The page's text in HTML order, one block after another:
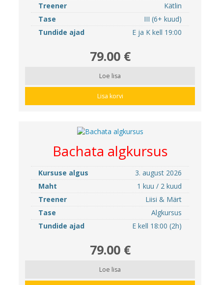
Treener
Kätlin
Tase
III (6+ kuud)
Tundide ajad
E ja K kell 19:00
79.00 €
Loe lisa
Lisa korvi
Bachata algkursus
Kursuse algus
3. august 2026
Maht
1 kuu / 2 kuud
Treener
Liisi & Märt
Tase
Algkursus
Tundide ajad
E kell 18:00 (2h)
79.00 €
Loe lisa